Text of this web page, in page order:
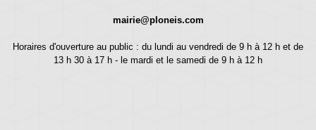
mairie@ploneis.com
Horaires d'ouverture au public : du lundi au vendredi de 9 h à 12 h et de
13 h 30 à 17 h - le mardi et le samedi de 9 h à 12 h